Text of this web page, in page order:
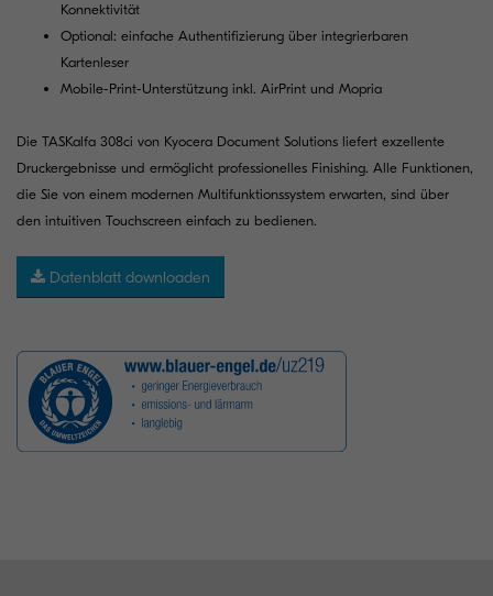
Konnektivität
Optional: einfache Authentifizierung über integrierbaren
Kartenleser
Mobile-Print-Unterstützung inkl. AirPrint und Mopria
Die TASKalfa 308ci von Kyocera Document Solutions liefert exzellente
Druckergebnisse und ermöglicht professionelles Finishing. Alle Funktionen,
die Sie von einem modernen Multifunktionssystem erwarten, sind über
den intuitiven Touchscreen einfach zu bedienen.
Datenblatt downloaden